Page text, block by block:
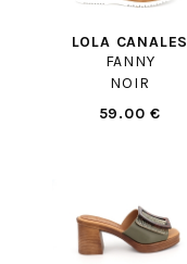
LOLA CANALES
FANNY
NOIR
59.00 €